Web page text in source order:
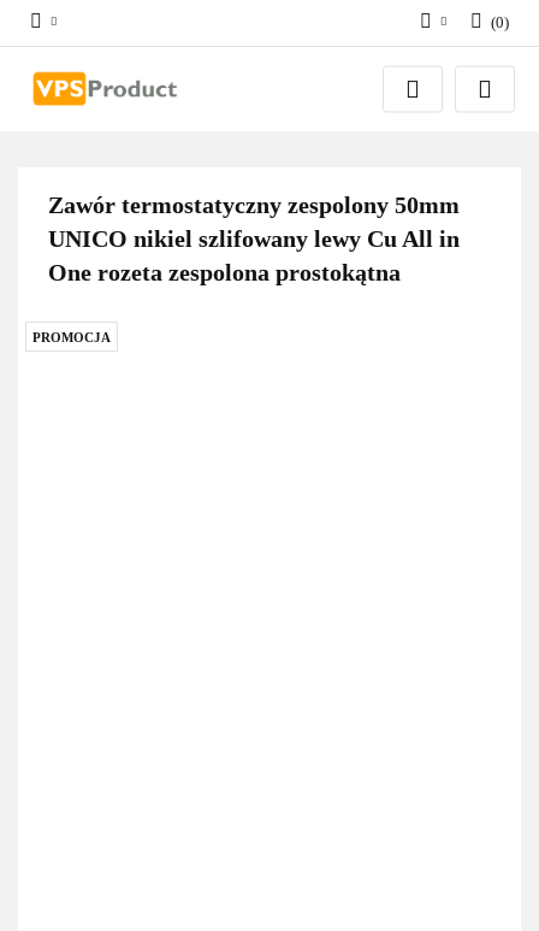
Zaloguj się
Zarejestruj się
(0)
Zawór termostatyczny zespolony 50mm
UNICO nikiel szlifowany lewy Cu All in
One rozeta zespolona prostokątna
PROMOCJA